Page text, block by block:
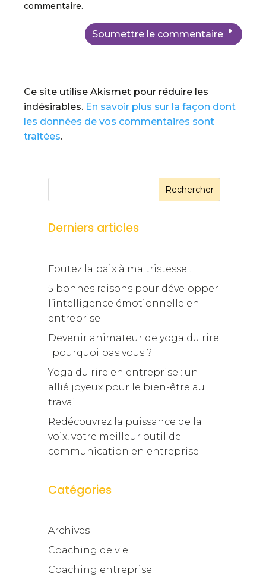
commentaire.
Soumettre le commentaire
Ce site utilise Akismet pour réduire les
indésirables. En savoir plus sur la façon dont
les données de vos commentaires sont
traitées.
Rechercher
Derniers articles
Foutez la paix à ma tristesse !
5 bonnes raisons pour développer
l’intelligence émotionnelle en
entreprise
Devenir animateur de yoga du rire
: pourquoi pas vous ?
Yoga du rire en entreprise : un
allié joyeux pour le bien-être au
travail
Redécouvrez la puissance de la
voix, votre meilleur outil de
communication en entreprise
Catégories
Archives
Coaching de vie
Coaching entreprise